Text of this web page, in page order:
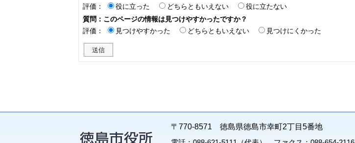
評価：
役に立った どちらともいえない
役に立たない
質問：このページの情報は見つけやすかったですか？
評価：
見つけやすかった どちらともいえない 見つけにくかった
〒770-8571 徳島県徳島市幸町2丁目5番地